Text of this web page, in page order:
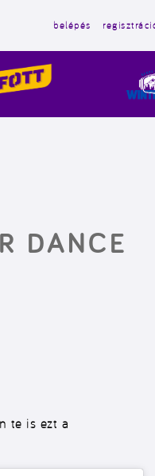
belépés
DANCE
te is ezt a